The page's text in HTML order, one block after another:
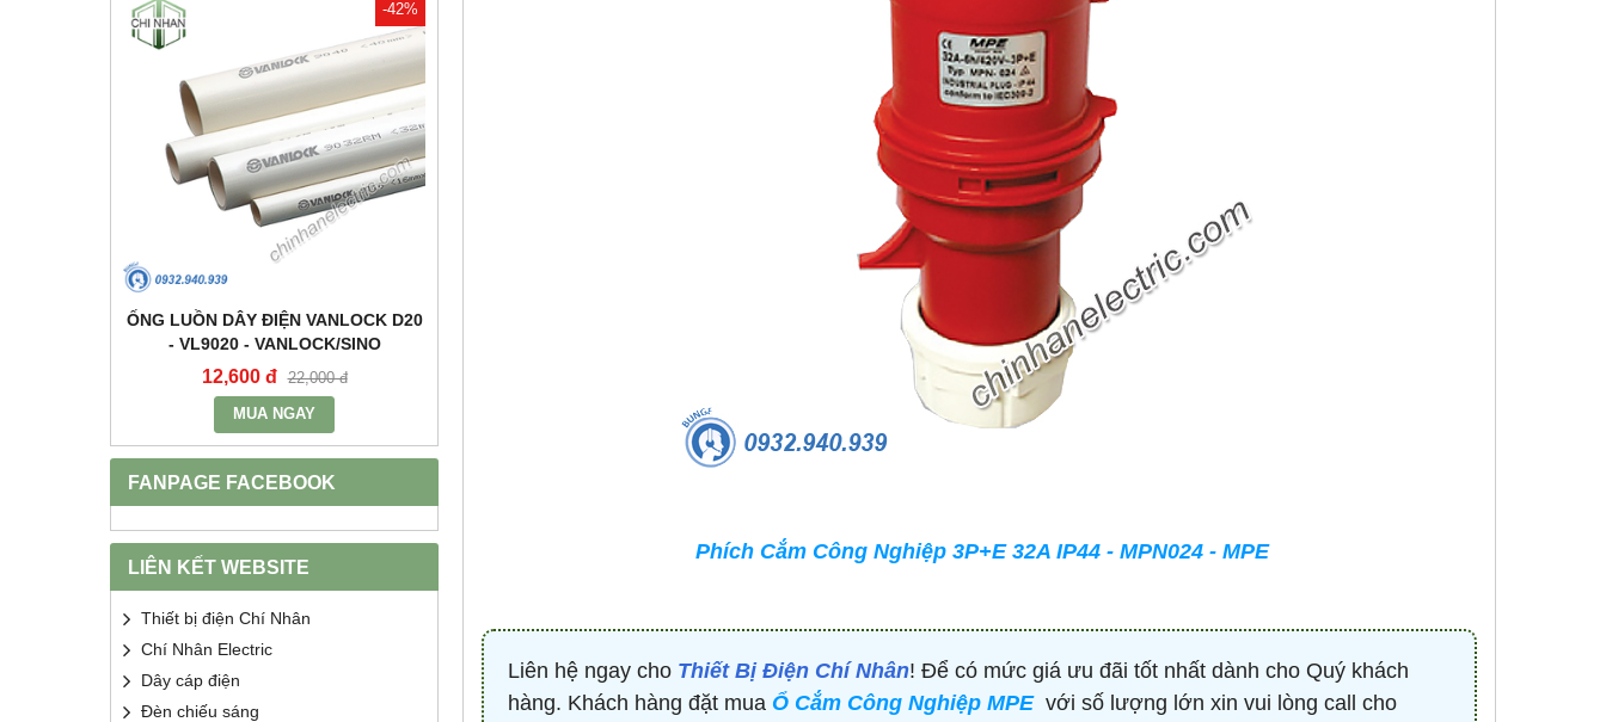
-42%
ỐNG LUỒN DÂY ĐIỆN VANLOCK D20
- VL9020 - VANLOCK/SINO
12,600 đ 22,000 đ
MUA NGAY
-50%
BỘ ĐIỀU KHIỂN TỤ BÙ 380V 4 CẤP -
HJKL5CQ4S - HIMEL
876,645 đ 1,759,000 đ
MUA NGAY
CONTACTOR 3P 40A 18.5KW ( KHỞI
FANPAGE FACEBOOK
LIÊN KẾT WEBSITE
Thiết bị điện Chí Nhân
Chí Nhân Electric
Dây cáp điện
Đèn chiếu sáng
Phích Cắm Công Nghiệp 3P+E 32A IP44 - MPN024 - MPE
Liên hệ ngay cho Thiết Bị Điện Chí Nhân! Để có mức giá ưu đãi tốt nhất dành cho Quý khách
hàng. Khách hàng đặt mua Ổ Cắm Công Nghiệp MPEvới số lượng lớn xin vui lòng call cho